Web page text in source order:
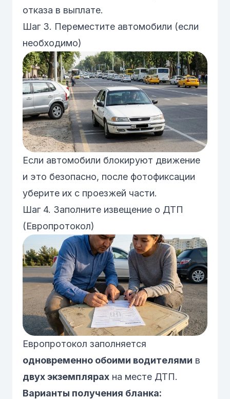
отказа в выплате.
Шаг 3. Переместите автомобили (если
необходимо)
Если автомобили блокируют движение
и это безопасно, после фотофиксации
уберите их с проезжей части.
Шаг 4. Заполните извещение о ДТП
(Европротокол)
Европротокол заполняется
одновременно обоими водителями в
двух экземплярах на месте ДТП.
Варианты получения бланка: